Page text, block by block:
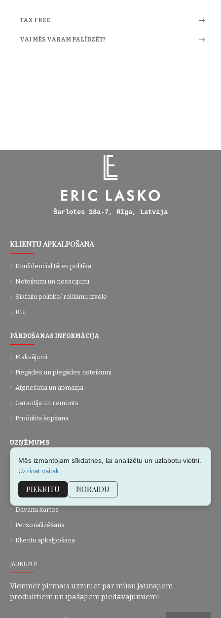
TAX FREE
VAI MĒS VARAM PALĪDZĒT?
Šarlotes 18a-7, Rīga, Latvija
KLIENTU APKALPOŠANA
Konfidencialitātes politika
Noteikumi un nosacījumi
Sīkfailu politika/ reklāmu izvēle
BUJ
PĀRDOŠANAS INFORMĀCIJA
Maksājumi
Piegādes un piegādes noteikumi
Atgriešana un apmaiņa
Garantija un remonts
Produkta kopšana
UZŅĒMUMS
Par mums
Vietnes karte
Dāvanu kartes
Personalizēšana
Klientu apkalpošana
JAUNUMI!
Vienmēr pirmais uzziniet par mūsu jaunajiem
produktiem un īpašajiem piedāvājumiem!
Mēs izmantojam sīkdatnes, lai analizētu un uzlabotu vietni.
Uzzināt vairāk
PIEKRĪTU NORAIDU